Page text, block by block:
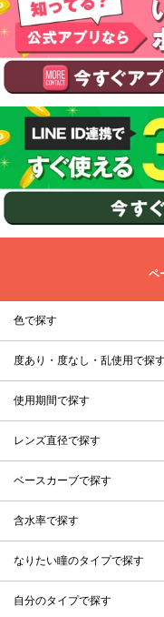
ペ
色で探す
度あり・度なし・乱使用で探
使用期間で探す
レンズ直径で探す
ベースカーブで探す
含水率で探す
なりたい瞳のタイプで探す
自分のタイプで探す